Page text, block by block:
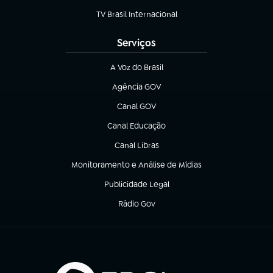
TV Brasil Internacional
(abre em nova aba)
Serviços
A Voz do Brasil
(abre em nova aba)
Agência GOV
(abre em nova aba)
Canal GOV
(abre em nova aba)
Canal Educação
(abre em nova aba)
Canal Libras
(abre em nova aba)
Monitoramento e Análise de Mídias
(abre em nova aba)
Publicidade Legal
(abre em nova aba)
Rádio Gov
(abre em nova aba)